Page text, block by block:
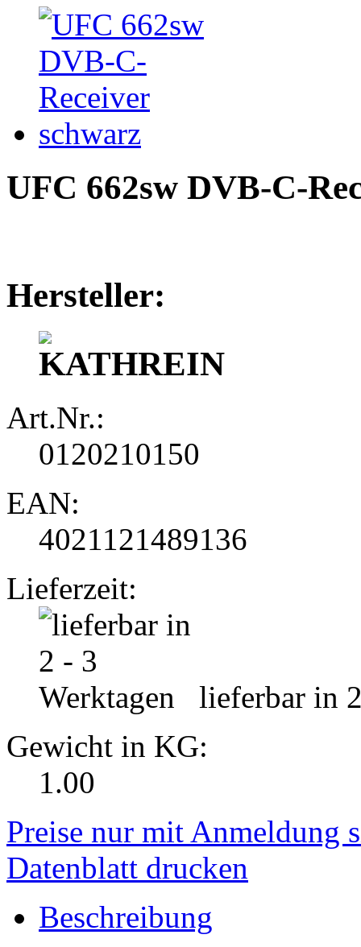
UFC 662sw DVB-C-
Hersteller:
Art.Nr.:
0120210150
EAN:
4021121489136
Lieferzeit:
lieferbar in
Gewicht in KG:
1.00
Preise nur mit Anmeldung
Datenblatt drucken
Beschreibung